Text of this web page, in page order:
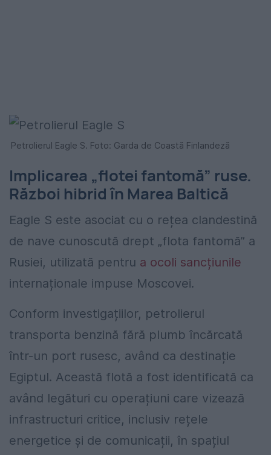
Petrolierul Eagle S. Foto: Garda de Coastă Finlandeză
Implicarea „flotei fantomă” ruse.
Război hibrid în Marea Baltică
Eagle S este asociat cu o rețea clandestină
de nave cunoscută drept „flota fantomă” a
Rusiei, utilizată pentru a ocoli sancțiunile
internaționale impuse Moscovei.
Conform investigațiilor, petrolierul
transporta benzină fără plumb încărcată
într-un port rusesc, având ca destinație
Egiptul. Această flotă a fost identificată ca
având legături cu operațiuni care vizează
infrastructuri critice, inclusiv rețele
energetice și de comunicații, în spațiul